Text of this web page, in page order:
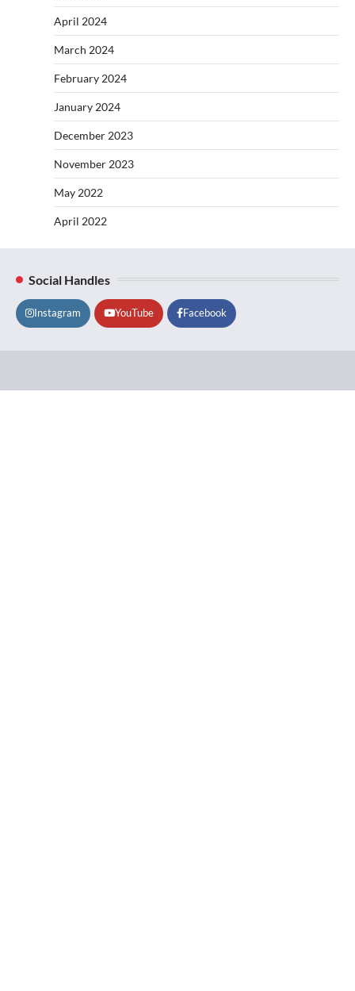
April 2024
March 2024
February 2024
January 2024
December 2023
November 2023
May 2022
April 2022
Social Handles
Instagram YouTube Facebook